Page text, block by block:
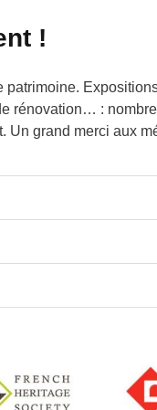
!
patrimoine.
rénovation… :
Un grand merci aux